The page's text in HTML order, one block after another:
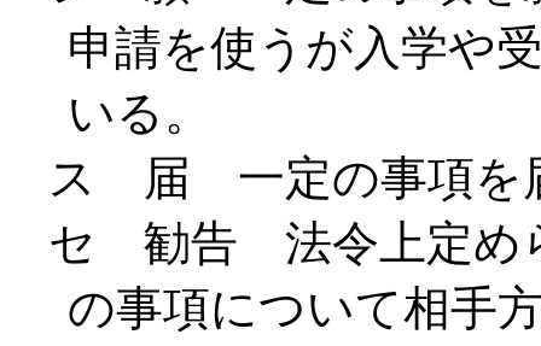
申請を使うが入学や
いる。
ス 届 一定の事項を
セ 勧告 法令上定め
の事項について相手